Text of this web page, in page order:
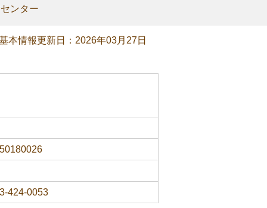
ンター
本情報更新日：2026年03月27日
424-0053